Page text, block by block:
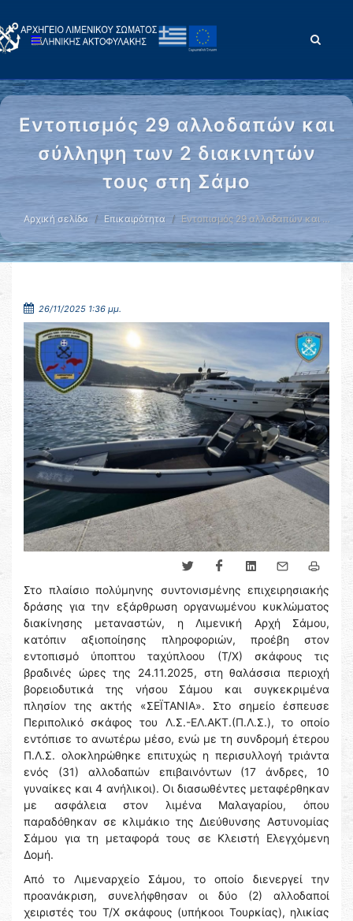
Εντοπισμός 29 αλλοδαπών και
σύλληψη των 2 διακινητών
τους στη Σάμο
Αρχική σελίδα Επικαιρότητα Εντοπισμός 29 αλλοδαπών και …
26/11/2025 1:36 μμ.
Στο πλαίσιο πολύμηνης συντονισμένης επιχειρησιακής
δράσης για την εξάρθρωση οργανωμένου κυκλώματος
διακίνησης μεταναστών, η Λιμενική Αρχή Σάμου,
κατόπιν αξιοποίησης πληροφοριών, προέβη στον
εντοπισμό ύποπτου ταχύπλοου (Τ/Χ) σκάφους τις
βραδινές ώρες της 24.11.2025, στη θαλάσσια περιοχή
βορειοδυτικά της νήσου Σάμου και συγκεκριμένα
πλησίον της ακτής «ΣΕΪΤΑΝΙΑ». Στο σημείο έσπευσε
Περιπολικό σκάφος του Λ.Σ.-ΕΛ.ΑΚΤ.(Π.Λ.Σ.), το οποίο
εντόπισε το ανωτέρω μέσο, ενώ με τη συνδρομή έτερου
Π.Λ.Σ. ολοκληρώθηκε επιτυχώς η περισυλλογή τριάντα
ενός (31) αλλοδαπών επιβαινόντων (17 άνδρες, 10
γυναίκες και 4 ανήλικοι). Οι διασωθέντες μεταφέρθηκαν
με ασφάλεια στον λιμένα Μαλαγαρίου, όπου
παραδόθηκαν σε κλιμάκιο της Διεύθυνσης Αστυνομίας
Σάμου για τη μεταφορά τους σε Κλειστή Ελεγχόμενη
Δομή.
Από το Λιμεναρχείο Σάμου, το οποίο διενεργεί την
προανάκριση, συνελήφθησαν οι δύο (2) αλλοδαποί
χειριστές του Τ/Χ σκάφους (υπήκοοι Τουρκίας), ηλικίας